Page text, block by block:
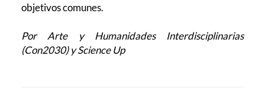
objetivos comunes.
Por Arte y Humanidades Interdisciplinarias
(Con2030) y Science Up